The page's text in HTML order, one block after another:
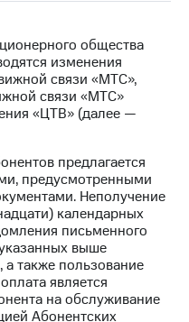
общества
изменения
связи «МТС»,
связи «МТС»
«ЦТВ» (далее —
предлагается
предусмотренными
Неполучение
календарных
письменного
выше
также пользование
является
на обслуживание
Абонентских